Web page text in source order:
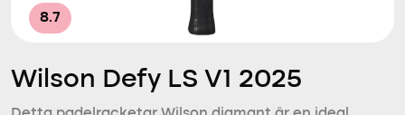
8.7
Wilson Defy LS V1 2025